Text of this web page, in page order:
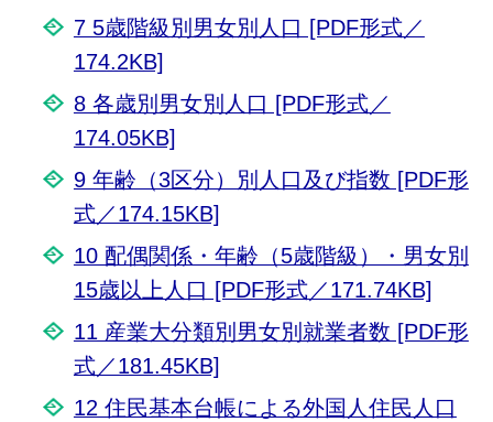
7 5歳階級別男女別人口 [PDF形式／
174.2KB]
8 各歳別男女別人口 [PDF形式／
174.05KB]
9 年齢（3区分）別人口及び指数 [PDF形
式／174.15KB]
10 配偶関係・年齢（5歳階級）・男女別
15歳以上人口 [PDF形式／171.74KB]
11 産業大分類別男女別就業者数 [PDF形
式／181.45KB]
12 住民基本台帳による外国人住民人口